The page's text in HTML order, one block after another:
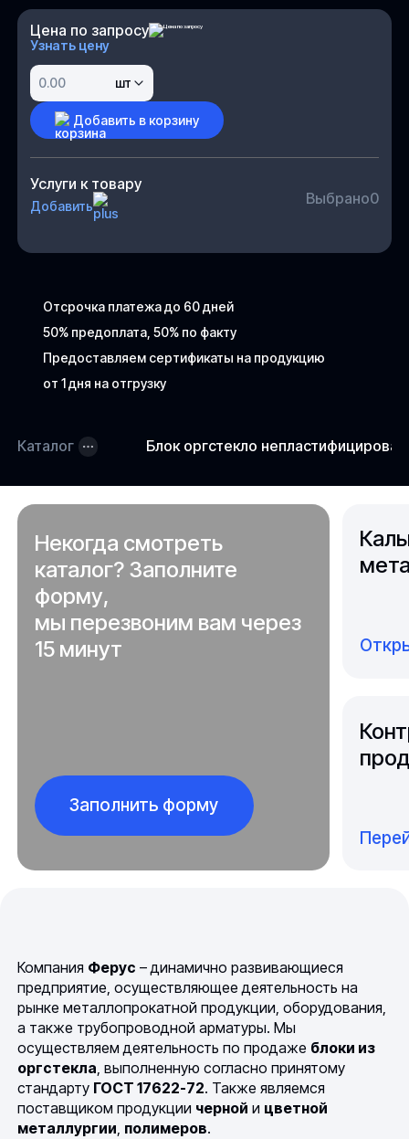
Отсрочка платежа до 60 дней
50% предоплата, 50% по факту
Предоставляем сертификаты на продукцию
от 1 дня на отгрузку
Цена по запросу
Узнать цену
шт
Добавить в корзину
Услуги к товару
Добавить Выбрано0
Каталог Блок оргстекло
Некогда смотреть
каталог? Заполните
форму,
мы перезвоним вам через
15 минут
Заполнить форму
Компания Ферус – динамично развивающиеся
предприятие, осуществляющее деятельность на
рынке металлопрокатной продукции, оборудования,
а также трубопроводной арматуры. Мы
осуществляем деятельность по продаже блоки из
оргстекла, выполненную согласно принятому
стандарту ГОСТ 17622-72. Также являемся
поставщиком продукции черной и цветной
металлургии, полимеров.